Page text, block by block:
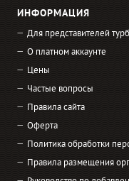
ИНФОРМАЦИЯ
Для представителей
О платном аккаунте
Цены
Частые вопросы
Правила сайта
Оферта
Политика обработки
Правила размещения